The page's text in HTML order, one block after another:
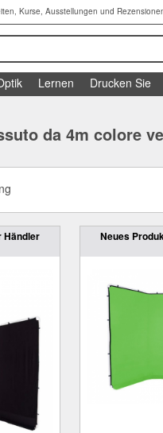
Kurse, Ausstellungen und
Lernen Drucken Sie
da 4m colore
Händler Neues